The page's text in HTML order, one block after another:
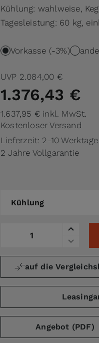
Kühlung: wahlweise,
Tagesleistung: 60 kg,
Vorkasse (-3%)
UVP 2.084,00 €
1.376,43 €
1.637,95 € inkl. MwSt.
Kostenloser Versand
Lieferzeit: 2-10 Werktage
2 Jahre Vollgarantie
Kühlung
auf die
Angebot (PDF)